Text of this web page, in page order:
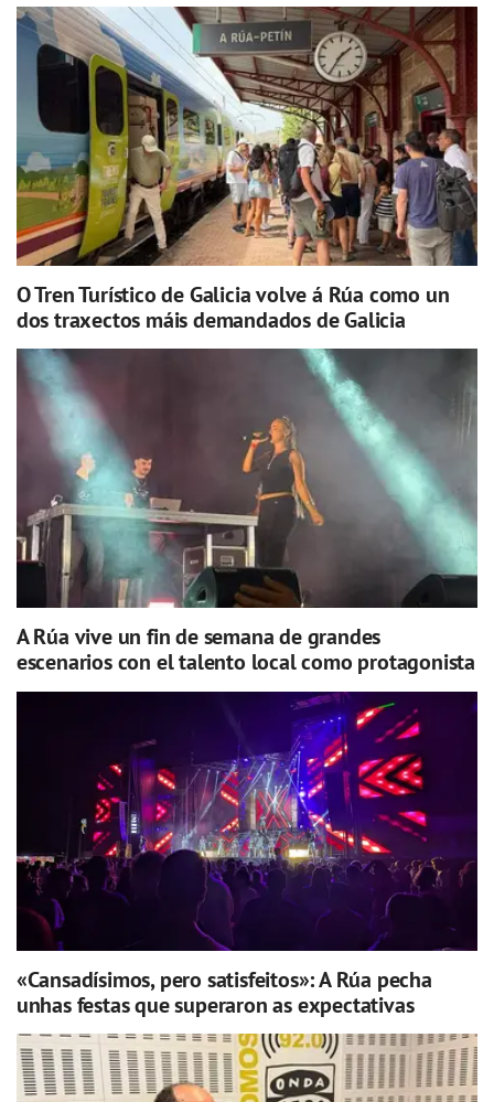
O Tren Turístico de Galicia volve á Rúa como un
dos traxectos máis demandados de Galicia
A Rúa vive un fin de semana de grandes
escenarios con el talento local como protagonista
«Cansadísimos, pero satisfeitos»: A Rúa pecha
unhas festas que superaron as expectativas